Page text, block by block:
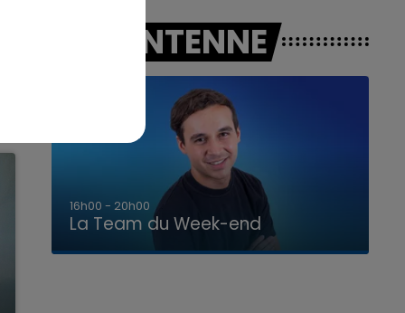
A L'ANTENNE
7h00 - 12h00
La Team du Week-end